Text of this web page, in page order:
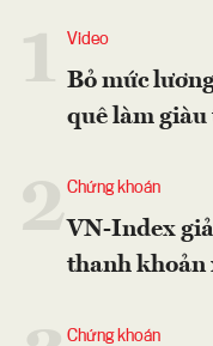
Video
Bỏ mức
quê làm
2Chứng khoán
VN-Index
thanh khoản
Chứng khoán